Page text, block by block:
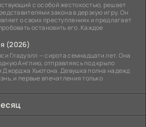
с особой жестокостью, решает
закона в дерзкую игру. Он
о своих преступлениях и предлагает
остановить его. Каждое
(2026)
Гладуэлл — сирота семнадцати лет. Она
Англию, отправляясь под крыло
Джорджа Хьютона. Девушка полна надежд
и первые впечатления только